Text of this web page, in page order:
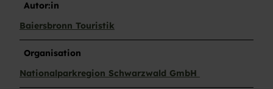
Autor:in
Baiersbronn Touristik
Organisation
Nationalparkregion Schwarzwald GmbH